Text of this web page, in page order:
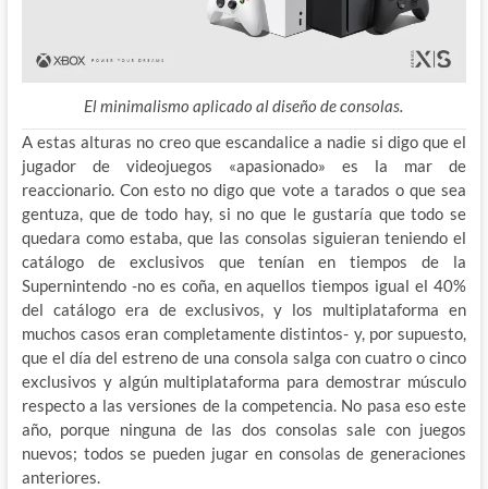
El minimalismo aplicado al diseño de consolas.
A estas alturas no creo que escandalice a nadie si digo que el
jugador de videojuegos «apasionado» es la mar de
reaccionario. Con esto no digo que vote a tarados o que sea
gentuza, que de todo hay, si no que le gustaría que todo se
quedara como estaba, que las consolas siguieran teniendo el
catálogo de exclusivos que tenían en tiempos de la
Supernintendo -no es coña, en aquellos tiempos igual el 40%
del catálogo era de exclusivos, y los multiplataforma en
muchos casos eran completamente distintos- y, por supuesto,
que el día del estreno de una consola salga con cuatro o cinco
exclusivos y algún multiplataforma para demostrar músculo
respecto a las versiones de la competencia. No pasa eso este
año, porque ninguna de las dos consolas sale con juegos
nuevos; todos se pueden jugar en consolas de generaciones
anteriores.